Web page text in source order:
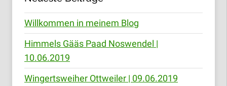
Willkommen in meinem Blog
Himmels Gääs Paad Noswendel |
10.06.2019
Wingertsweiher Ottweiler | 09.06.2019